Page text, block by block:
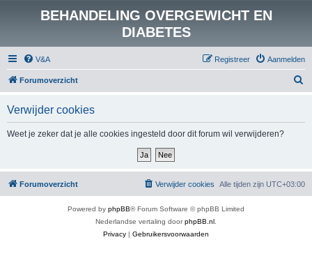
BEHANDELING OVERGEWICHT EN
DIABETES
V&A Aanmelden
Registreer
Forumoverzicht
Verwijder cookies
Weet je zeker dat je alle cookies ingesteld door dit forum wil verwijderen?
Forumoverzicht Alle tijden zijn UTC+03:00
Verwijder cookies
Powered by phpBB® Forum Software © phpBB Limited
Nederlandse vertaling doorphpBB.nl
Privacy | Gebruikersvoorwaarden